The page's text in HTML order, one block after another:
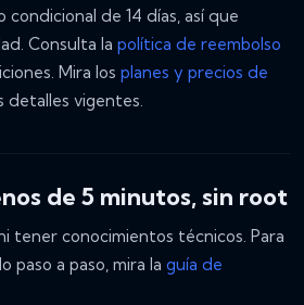
de 14 días, así que
Consulta la política de reembolso
Mira los planes y precios de
detalles vigentes.
de 5 minutos, sin root
tener conocimientos técnicos. Para
paso a paso, mira la guía de